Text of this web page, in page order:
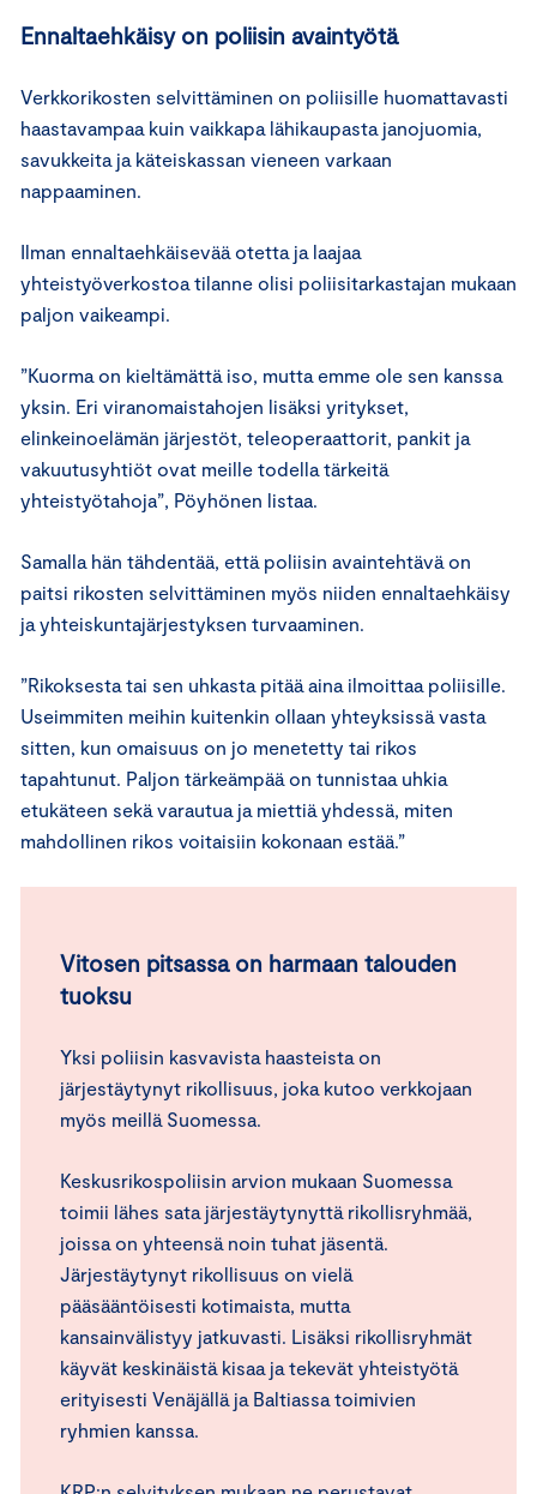
Ennaltaehkäisy on poliisin avaintyötä
Verkkorikosten selvittäminen on poliisille huomattavasti
haastavampaa kuin vaikkapa lähikaupasta janojuomia,
savukkeita ja käteiskassan vieneen varkaan
nappaaminen.
Ilman ennaltaehkäisevää otetta ja laajaa
yhteistyöverkostoa tilanne olisi poliisitarkastajan mukaan
paljon vaikeampi.
”Kuorma on kieltämättä iso, mutta emme ole sen kanssa
yksin. Eri viranomaistahojen lisäksi yritykset,
elinkeinoelämän järjestöt, teleoperaattorit, pankit ja
vakuutusyhtiöt ovat meille todella tärkeitä
yhteistyötahoja”, Pöyhönen listaa.
Samalla hän tähdentää, että poliisin avaintehtävä on
paitsi rikosten selvittäminen myös niiden ennaltaehkäisy
ja yhteiskuntajärjestyksen turvaaminen.
”Rikoksesta tai sen uhkasta pitää aina ilmoittaa poliisille.
Useimmiten meihin kuitenkin ollaan yhteyksissä vasta
sitten, kun omaisuus on jo menetetty tai rikos
tapahtunut. Paljon tärkeämpää on tunnistaa uhkia
etukäteen sekä varautua ja miettiä yhdessä, miten
mahdollinen rikos voitaisiin kokonaan estää.”
Vitosen pitsassa on harmaan talouden
tuoksu
Yksi poliisin kasvavista haasteista on
järjestäytynyt rikollisuus, joka kutoo verkkojaan
myös meillä Suomessa.
Keskusrikospoliisin arvion mukaan Suomessa
toimii lähes sata järjestäytynyttä rikollisryhmää,
joissa on yhteensä noin tuhat jäsentä.
Järjestäytynyt rikollisuus on vielä
pääsääntöisesti kotimaista, mutta
kansainvälistyy jatkuvasti. Lisäksi rikollisryhmät
käyvät keskinäistä kisaa ja tekevät yhteistyötä
erityisesti Venäjällä ja Baltiassa toimivien
ryhmien kanssa.